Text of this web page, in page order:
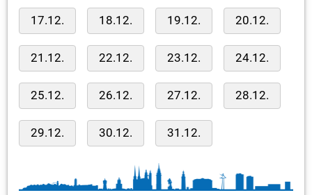
17.12. 18.12. 19.12. 20.12.
21.12. 22.12. 23.12. 24.12.
25.12. 26.12. 27.12. 28.12.
29.12. 30.12. 31.12.